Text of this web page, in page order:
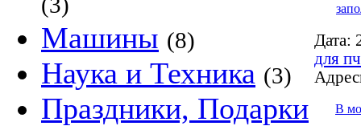
Машины (8)
Наука и Техника (3)
Праздники, Подарки
Дата:
для пч
В